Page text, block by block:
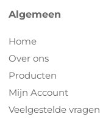
Algemeen
Home
Over ons
Producten
Mijn Account
Veelgestelde vragen